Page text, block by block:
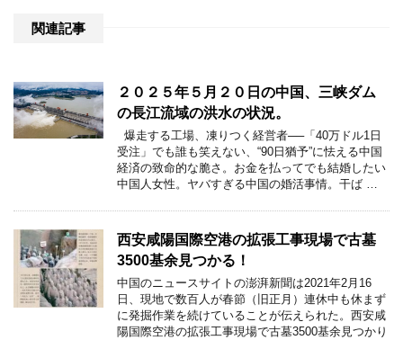
関連記事
２０２５年５月２０日の中国、三峡ダム
の長江流域の洪水の状況。
爆走する工場、凍りつく経営者──「40万ドル1日
受注」でも誰も笑えない、“90日猶予”に怯える中国
経済の致命的な脆さ。お金を払ってでも結婚したい
中国人女性。ヤバすぎる中国の婚活事情。干ば …
西安咸陽国際空港の拡張工事現場で古墓
3500基余見つかる！
中国のニュースサイトの澎湃新聞は2021年2月16
日、現地で数百人が春節（旧正月）連休中も休まず
に発掘作業を続けていることが伝えられた。西安咸
陽国際空港の拡張工事現場で古墓3500基余見つかり